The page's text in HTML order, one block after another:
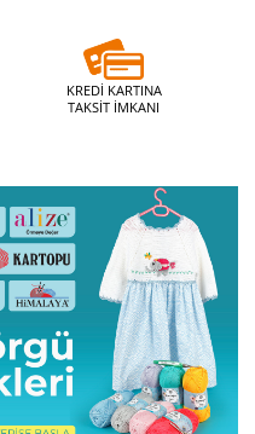
KREDİ KARTINA
TAKSİT İMKANI